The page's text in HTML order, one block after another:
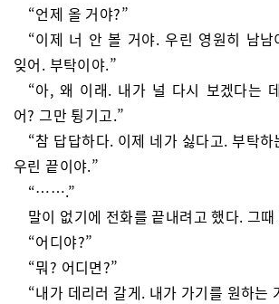
“언제 올 거야?”
“이제 너 안 볼 거야. 우린 영원히 남
잊어. 부탁이야.”
“아, 왜 이래. 내가 널 다시 보겠다는
어? 그만 튕기고.”
“참 답답하다. 이제 네가 싫다고. 부탁
우린 끝이야.”
“…….”
말이 없기에 전화를 끝내려고 했다. 그
“어디야?”
“뭐? 어디면?”
“내가 데리러 갈게. 내가 가기를 원하는